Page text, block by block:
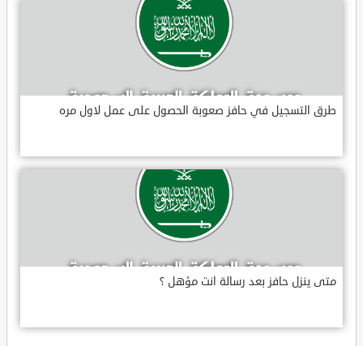
طرق التسجيل في حافز صعوبة الحصول على عمل لاول مره
متى ينزل حافز بعد رسالة انت مؤهل ؟